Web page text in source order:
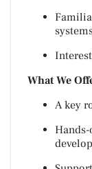
What We
A key